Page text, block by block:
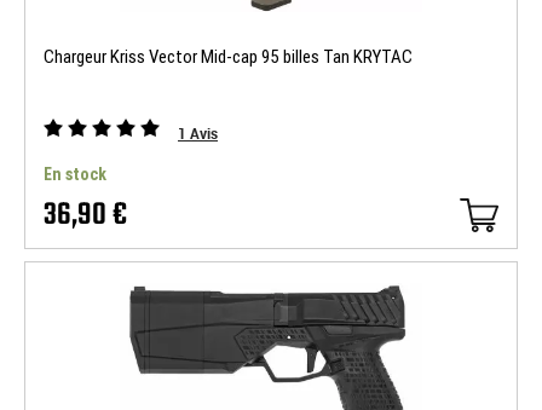
Chargeur Kriss Vector Mid-cap 95 billes Tan KRYTAC
1 Avis
En stock
36,90 €